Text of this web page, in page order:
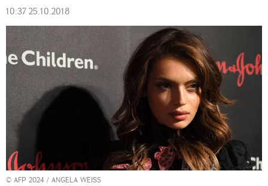
10:37 25.10.2018
© AFP 2024 / ANGELA WEISS